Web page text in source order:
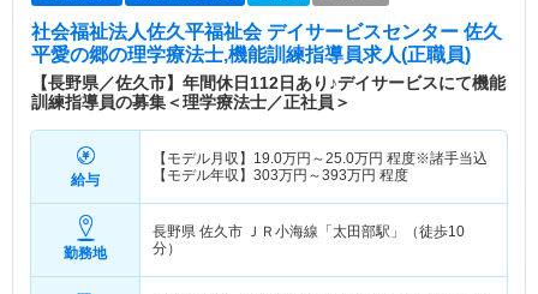
社会福祉法人佐久平福祉会 デイサービスセンター 佐久
平愛の郷の理学療法士,機能訓練指導員求人(正職員)
【長野県／佐久市】年間休日112日あり♪デイサービスにて機能
訓練指導員の募集＜理学療法士／正社員＞
給与
【モデル月収】 19.0万円～25.0万円 程度※諸手当込
【モデル年収】 303万円～393万円 程度
勤務地
長野県 佐久市 ＪＲ小海線「太田部駅」（徒歩10
分）